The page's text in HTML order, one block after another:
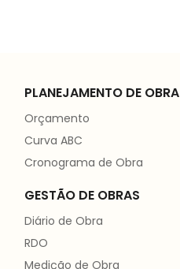
PLANEJAMENTO DE OBRA
Orçamento
Curva ABC
Cronograma de Obra
GESTÃO DE OBRAS
Diário de Obra
RDO
Medição de Obra